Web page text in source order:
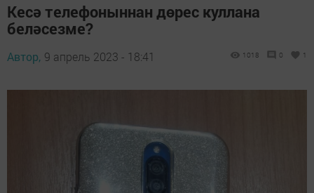
Кесә телефоныннан дөрес куллана
беләсезме?
Автор, 9 апрель 2023 - 18:41 1018 0 1